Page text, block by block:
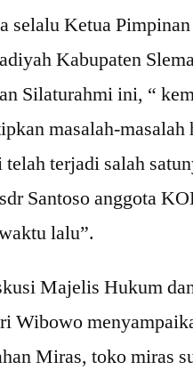
selalu Ketua
Kabupaten
Silaturahmi ini, “
masalah-masalah
telah terjadi salah
Santoso anggota
lalu”.
Majelis Hukum
Wibowo
Miras, toko miras